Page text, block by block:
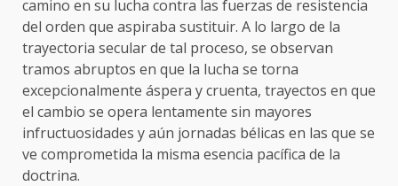
camino en su lucha contra las fuerzas de resistencia
del orden que aspiraba sustituir. A lo largo de la
trayectoria secular de tal proceso, se observan
tramos abruptos en que la lucha se torna
excepcionalmente áspera y cruenta, trayectos en que
el cam­bio se opera lentamente sin mayores
infructuosidades y aún jor­nadas bélicas en las que se
ve comprometida la misma esencia pacífica de la
doctrina.